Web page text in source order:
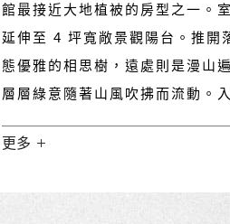
館最接近大地植被的房型之一。
延伸至 4 坪寬敞景觀陽台。推開
態優雅的相思樹，遠處則是漫山
層層綠意隨著山風吹拂而流動。
奏。
二樓客房向外望去多為綠色林景
更多